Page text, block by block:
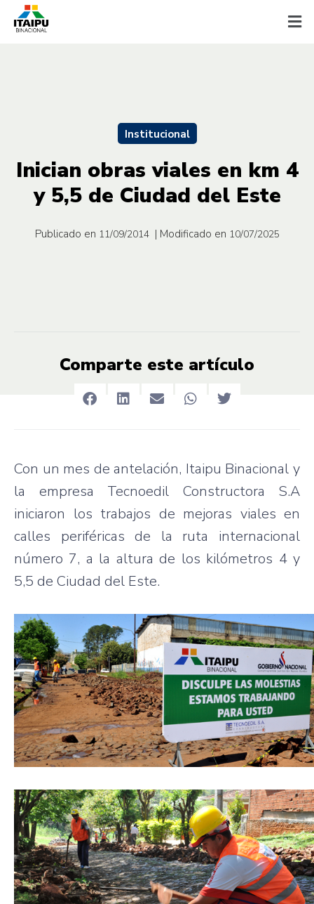
Institucional
Inician obras viales en km 4
y 5,5 de Ciudad del Este
Publicado en 11/09/2014 | Modificado en 10/07/2025
Comparte este artículo
Con un mes de antelación, Itaipu Binacional y
la empresa Tecnoedil Constructora S.A
iniciaron los trabajos de mejoras viales en
calles periféricas de la ruta internacional
número 7, a la altura de los kilómetros 4 y
5,5 de Ciudad del Este.